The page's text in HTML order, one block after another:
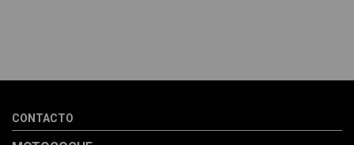
la pieza llegó correcta y bien embalada, además de llegarme 2
CONTACTO